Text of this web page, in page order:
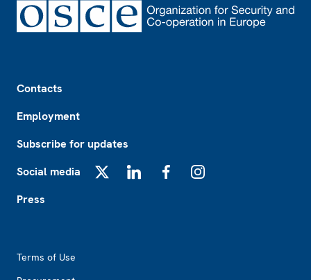
Contacts
Employment
Subscribe for updates
Social media
Press
Terms of Use